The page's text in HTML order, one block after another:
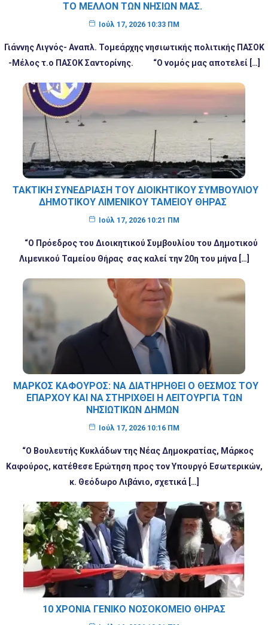
ΤΟ ΜΈΛΛΟΝ ΤΩΝ ΝΗΣΙΏΝ ΜΑΣ.
Ιούλ 17, 2026 10:33 ΠΜ
Γιάννης Λιγνός- Αναπλ. Τομεάρχης νησιωτικής πολιτικής ΠΑΣΟΚ
-Μέλος τ.ο ΠΑΣΟΚ Σαντορίνης. “Ο νομός μας αποτελεί […]
ΤΑΚΤΙΚΗ ΣΥΝΕΔΡΙΑΣΗ ΤΟΥ ΔΙΟΙΚΗΤΙΚΟΥ ΣΥΜΒΟΥΛΙΟΥ
ΔΗΜΟΤΙΚΟΥ ΛΙΜΕΝΙΚΟΥ ΤΑΜΕΙΟΥ ΘΗΡΑΣ
Ιούλ 17, 2026 10:21 ΠΜ
“Ο Πρόεδρος του Διοικητικού Συμβουλίου του Δημοτικού
Λιμενικού Ταμείου Θήρας σας καλεί την 20η του μήνα […]
ΜΆΡΚΟΣ ΚΑΦΟΎΡΟΣ: ΝΑ ΔΙΑΤΗΡΗΘΕΊ Ο ΘΕΣΜΌΣ ΤΟΥ
ΕΠΆΡΧΟΥ ΚΑΙ ΝΑ ΣΤΗΡΙΧΘΕΊ Η ΛΕΙΤΟΥΡΓΊΑ ΤΩΝ
ΝΗΣΙΩΤΙΚΏΝ ΔΉΜΩΝ
Ιούλ 17, 2026 10:16 ΠΜ
“Ο Βουλευτής Κυκλάδων της Νέας Δημοκρατίας, Μάρκος
Καφούρος, κατέθεσε Ερώτηση προς τον Υπουργό Εσωτερικών,
κ. Θεόδωρο Λιβάνιο, σχετικά […]
10 ΧΡΌΝΙΑ ΓΕΝΙΚΌ ΝΟΣΟΚΟΜΕΊΟ ΘΉΡΑΣ